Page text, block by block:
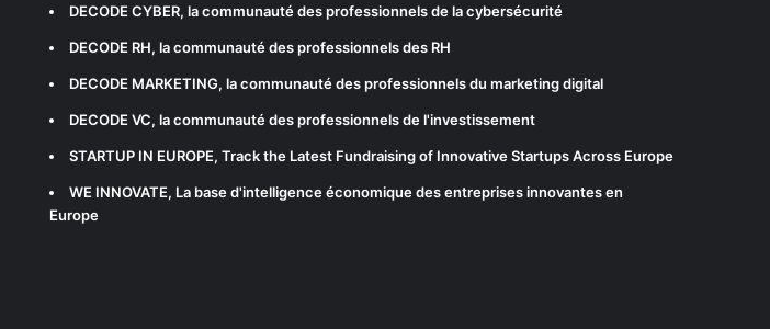
DECODE CYBER, la communauté des professionnels de la cybersécurité
DECODE RH, la communauté des professionnels des RH
DECODE MARKETING, la communauté des professionnels du marketing digital
DECODE VC, la communauté des professionnels de l'investissement
STARTUP IN EUROPE, Track the Latest Fundraising of Innovative Startups Across Europe
WE INNOVATE, La base d'intelligence économique des entreprises innovantes en
Europe